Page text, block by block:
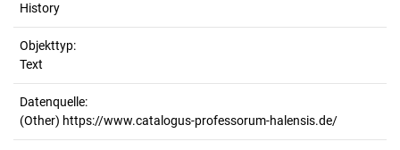
History
Objekttyp:
Text
Datenquelle:
(Other) https://www.catalogus-professorum-halensis.de/